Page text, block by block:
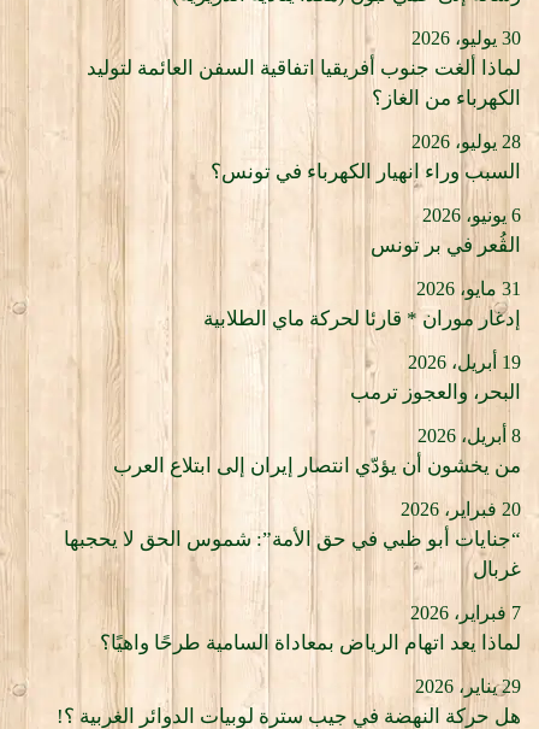
30 يوليو، 2026
لماذا ألغت جنوب أفريقيا اتفاقية السفن العائمة لتوليد
الكهرباء من الغاز؟
28 يوليو، 2026
السبب وراء انهيار الكهرباء في تونس؟
6 يونيو، 2026
الڨُعر في بر تونس
31 مايو، 2026
إدغار موران * قارئا لحركة ماي الطلابية
19 أبريل، 2026
البحر، والعجوز ترمب
8 أبريل، 2026
من يخشون أن يؤدّي انتصار إيران إلى ابتلاع العرب
20 فبراير، 2026
“جنايات أبو ظبي في حق الأمة”: شموس الحق لا يحجبها
غربال
7 فبراير، 2026
لماذا يعد اتهام الرياض بمعاداة السامية طرحًا واهيًا؟
29 يناير، 2026
هل حركة النهضة في جيب سترة لوبيات الدوائر الغربية ؟!